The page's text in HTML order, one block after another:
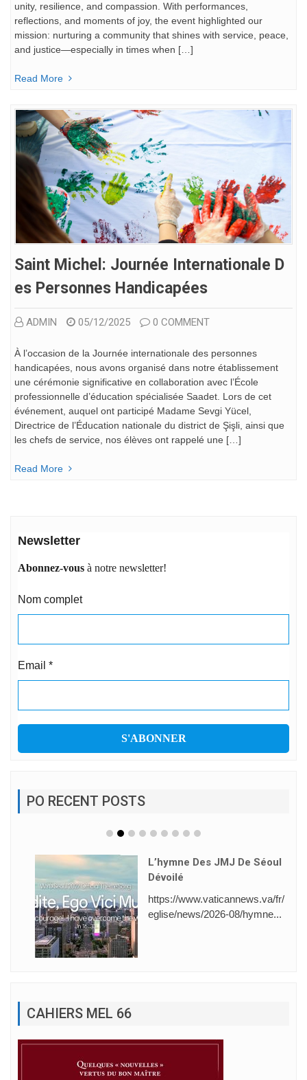
unity, resilience, and compassion. With performances,
reflections, and moments of joy, the event highlighted our
mission: nurturing a community that shines with service, peace,
and justice—especially in times when […]
Read More
Saint Michel: Journée Internationale D
Es Personnes Handicapées
ADMIN 05/12/2025 0 COMMENT
À l’occasion de la Journée internationale des personnes
handicapées, nous avons organisé dans notre établissement
une cérémonie significative en collaboration avec l’École
professionnelle d’éducation spécialisée Saadet. Lors de cet
événement, auquel ont participé Madame Sevgi Yücel,
Directrice de l’Éducation nationale du district de Şişli, ainsi que
les chefs de service, nos élèves ont rappelé une […]
Read More
Newsletter
Abonnez-vous à notre newsletter!
Nom complet
Email *
PO RECENT POSTS
L’hymne Des JMJ De Séoul
Dévoilé
https://www.vaticannews.va/fr/
eglise/news/2026-08/hymne...
CAHIERS MEL 66